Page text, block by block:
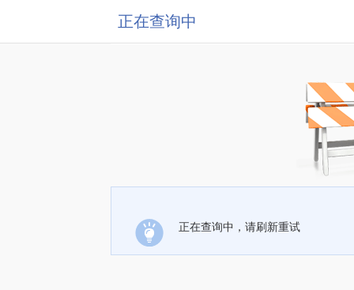
正在查询中
正在查询中，请刷新重试